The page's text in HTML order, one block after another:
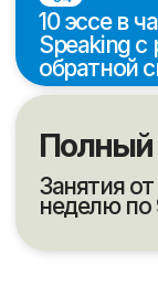
8000
10
Лет в сфере
образования